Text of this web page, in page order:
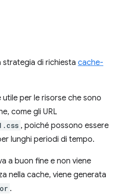
strategia di richiesta cache-
per le risorse che sono
come gli URL
, poiché possono essere
lunghi periodi di tempo.
a buon fine e non viene
nella cache, viene generata
.